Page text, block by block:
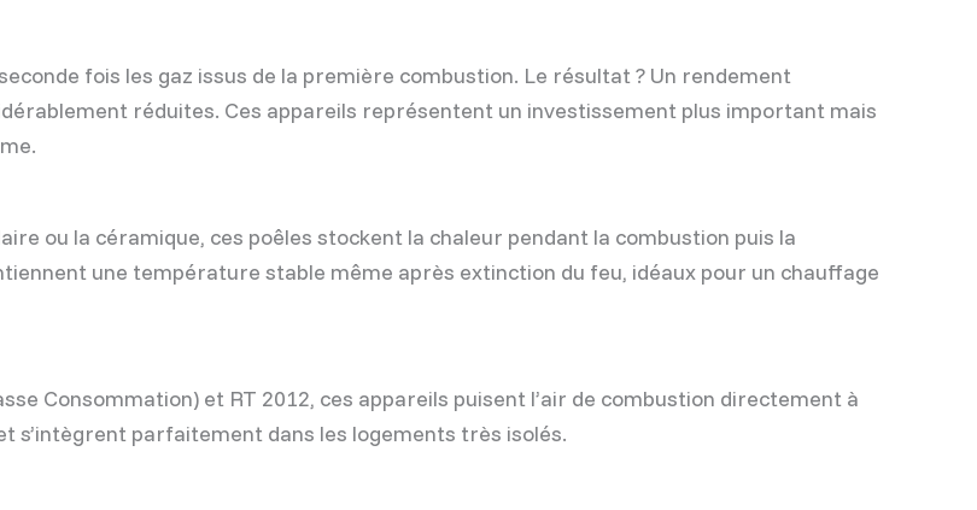
fois les gaz issus de la première combustion. Le résultat ? Un rendement
réduites. Ces appareils représentent un investissement plus important mais
ou la céramique, ces poêles stockent la chaleur pendant la combustion puis la
une température stable même après extinction du feu, idéaux pour un chauffage
Consommation) et RT 2012, ces appareils puisent l’air de combustion directement à
s’intègrent parfaitement dans les logements très isolés.